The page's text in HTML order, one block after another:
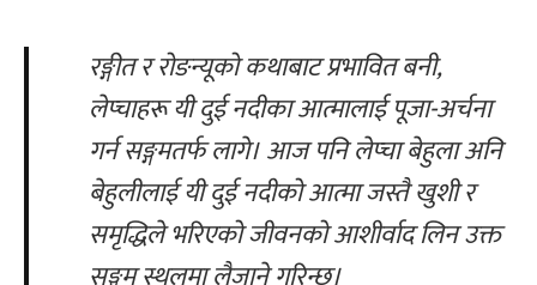
रङ्गीत र रोङन्यूको कथाबाट प्रभावित बनी,
लेप्चाहरू यी दुई नदीका आत्मालाई पूजा-अर्चना
गर्न सङ्गमतर्फ लागे। आज पनि लेप्चा बेहुला अनि
बेहुलीलाई यी दुई नदीको आत्मा जस्तै खुशी र
समृद्धिले भरिएको जीवनको आशीर्वाद लिन उक्त